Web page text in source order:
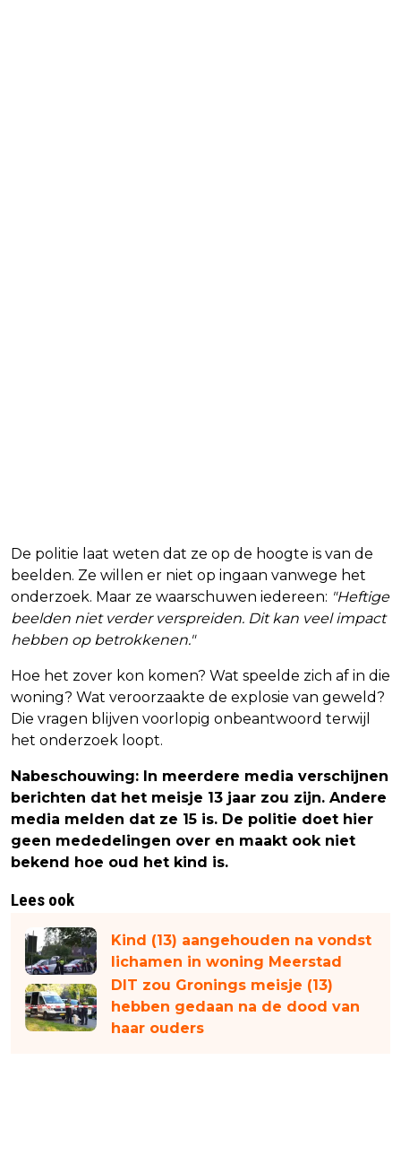
De politie laat weten dat ze op de hoogte is van de
beelden. Ze willen er niet op ingaan vanwege het
onderzoek. Maar ze waarschuwen iedereen: "Heftige
beelden niet verder verspreiden. Dit kan veel impact
hebben op betrokkenen."
Hoe het zover kon komen? Wat speelde zich af in die
woning? Wat veroorzaakte de explosie van geweld?
Die vragen blijven voorlopig onbeantwoord terwijl
het onderzoek loopt.
Nabeschouwing: In meerdere media verschijnen
berichten dat het meisje 13 jaar zou zijn. Andere
media melden dat ze 15 is. De politie doet hier
geen mededelingen over en maakt ook niet
bekend hoe oud het kind is.
Lees ook
Kind (13) aangehouden na vondst
lichamen in woning Meerstad
DIT zou Gronings meisje (13)
hebben gedaan na de dood van
haar ouders